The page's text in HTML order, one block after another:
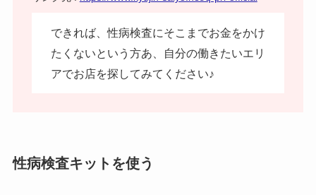
できれば、性病検査にそこまでお金をかけ
たくないという方あ、自分の働きたいエリ
アでお店を探してみてください♪
性病検査キットを使う